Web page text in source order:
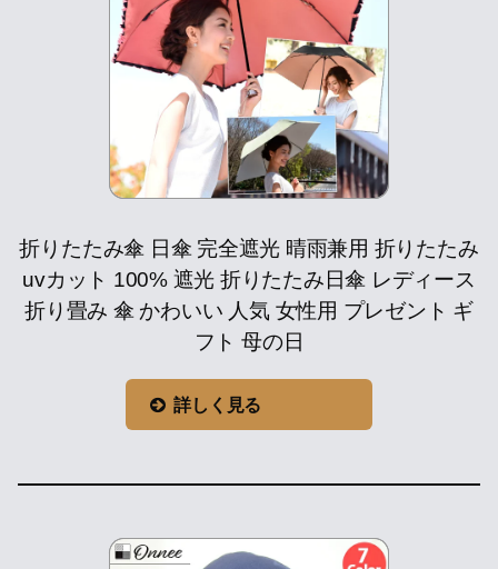
折りたたみ傘 日傘 完全遮光 晴雨兼用 折りたたみ
uvカット 100% 遮光 折りたたみ日傘 レディース
折り畳み 傘 かわいい 人気 女性用 プレゼント ギ
フト 母の日
詳しく見る